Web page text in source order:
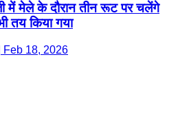
में मेले के दौरान तीन रूट पर चलेंगे
तय किया गया
Feb 18, 2026